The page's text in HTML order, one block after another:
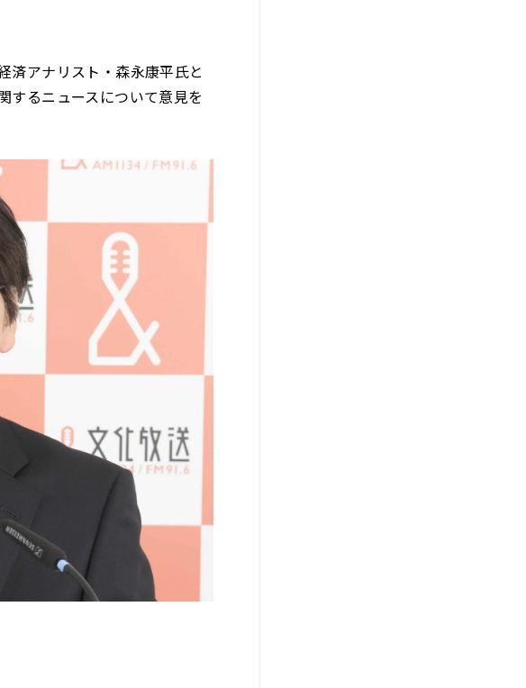
済アナリスト・森永康平氏と
するニュースについて意見を